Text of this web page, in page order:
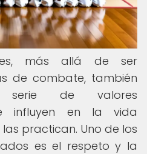
más allá de ser
de combate, también
serie de valores
influyen en la vida
practican. Uno de los
es el respeto y la